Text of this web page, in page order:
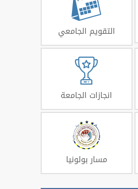
التقويم الجامعي
انجازات الجامعة
مسار بولونيا